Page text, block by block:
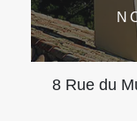
8 Rue du